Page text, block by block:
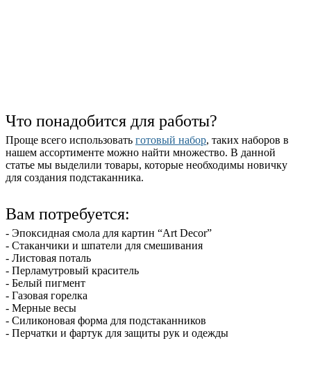
Что понадобится для работы?
Проще всего использовать готовый набор, таких наборов в
нашем ассортименте можно найти множество. В данной
статье мы выделили товары, которые необходимы новичку
для создания подстаканника.
Вам потребуется:
- Эпоксидная смола для картин “Art Decor”
- Стаканчики и шпатели для смешивания
- Листовая поталь
- Перламутровый краситель
- Белый пигмент
- Газовая горелка
- Мерные весы
- Силиконовая форма для подстаканников
- Перчатки и фартук для защиты рук и одежды